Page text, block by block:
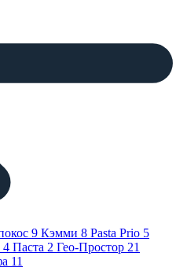
9 Кэмми 8 Pasta Prio 5
4 Паста 2 Гео-Простор 21
11